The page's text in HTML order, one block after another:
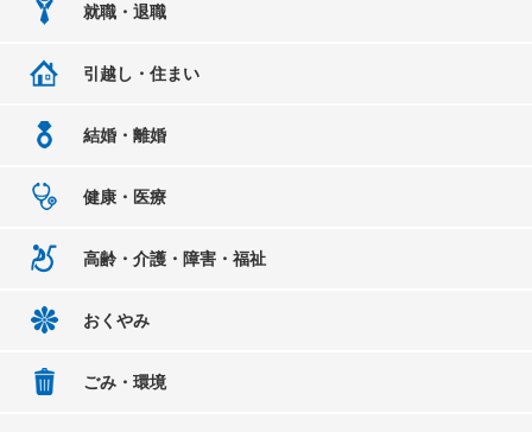
就職・退職
引越し・住まい
結婚・離婚
健康・医療
高齢・介護・障害・福祉
おくやみ
ごみ・環境